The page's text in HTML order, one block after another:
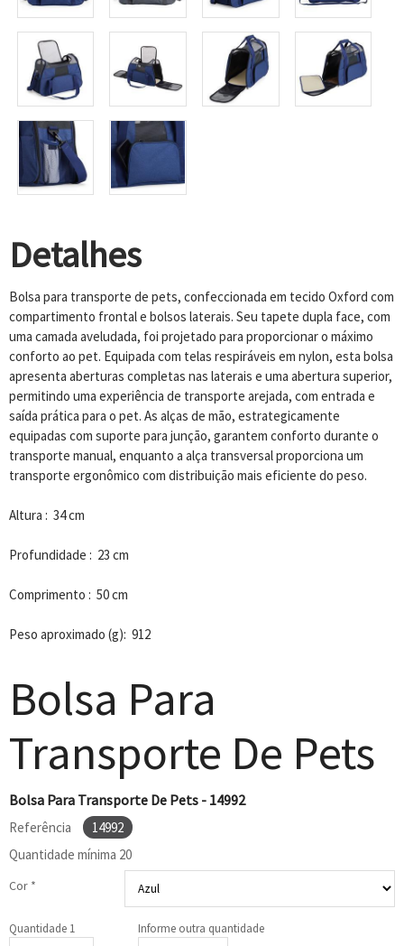
Detalhes
Bolsa para transporte de pets, confeccionada em tecido Oxford com
compartimento frontal e bolsos laterais. Seu tapete dupla face, com
uma camada aveludada, foi projetado para proporcionar o máximo
conforto ao pet. Equipada com telas respiráveis em nylon, esta bolsa
apresenta aberturas completas nas laterais e uma abertura superior,
permitindo uma experiência de transporte arejada, com entrada e
saída prática para o pet. As alças de mão, estrategicamente
equipadas com suporte para junção, garantem conforto durante o
transporte manual, enquanto a alça transversal proporciona um
transporte ergonômico com distribuição mais eficiente do peso.
Altura : 34 cm
Profundidade : 23 cm
Comprimento : 50 cm
Peso aproximado (g): 912
Bolsa Para
Transporte De Pets
Bolsa Para Transporte De Pets - 14992
Referência
14992
Quantidade mínima 20
Cor *
Quantidade 1
Informe outra quantidade